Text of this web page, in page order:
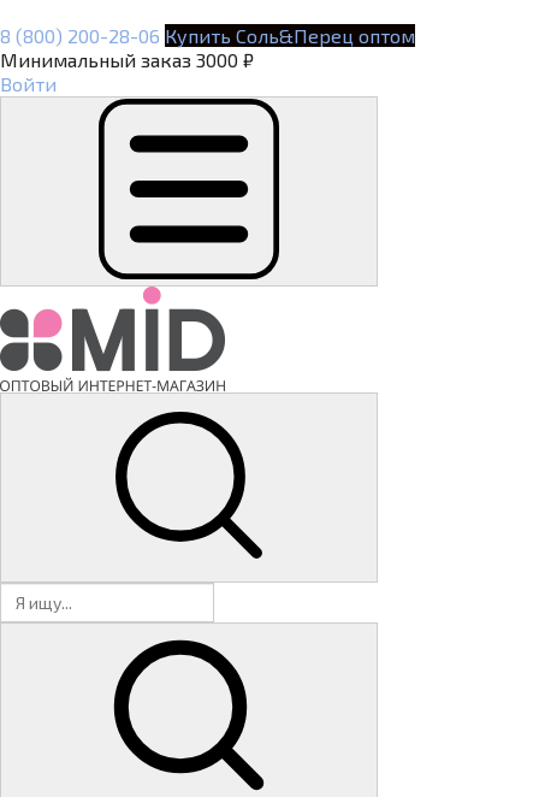
8 (800) 200-28-06 Купить Соль&Перец оптом
Минимальный заказ 3000 ₽
Войти